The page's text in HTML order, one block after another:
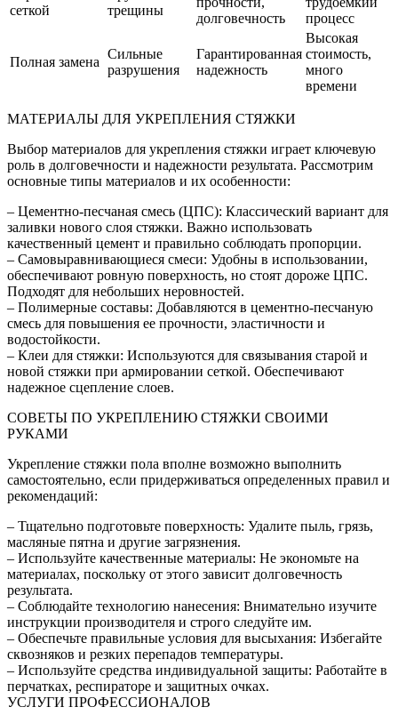
сеткой
трещины
долговечность
процесс
Полная замена
Сильные
разрушения
Гарантированная
надежность
Высокая
стоимость,
много
времени
МАТЕРИАЛЫ ДЛЯ УКРЕПЛЕНИЯ СТЯЖКИ
Выбор материалов для укрепления стяжки играет ключевую
роль в долговечности и надежности результата. Рассмотрим
основные типы материалов и их особенности:
– Цементно-песчаная смесь (ЦПС): Классический вариант для
заливки нового слоя стяжки. Важно использовать
качественный цемент и правильно соблюдать пропорции.
– Самовыравнивающиеся смеси: Удобны в использовании,
обеспечивают ровную поверхность, но стоят дороже ЦПС.
Подходят для небольших неровностей.
– Полимерные составы: Добавляются в цементно-песчаную
смесь для повышения ее прочности, эластичности и
водостойкости.
– Клеи для стяжки: Используются для связывания старой и
новой стяжки при армировании сеткой. Обеспечивают
надежное сцепление слоев.
СОВЕТЫ ПО УКРЕПЛЕНИЮ СТЯЖКИ СВОИМИ
РУКАМИ
Укрепление стяжки пола вполне возможно выполнить
самостоятельно, если придерживаться определенных правил и
рекомендаций:
– Тщательно подготовьте поверхность: Удалите пыль, грязь,
масляные пятна и другие загрязнения.
– Используйте качественные материалы: Не экономьте на
материалах, поскольку от этого зависит долговечность
результата.
– Соблюдайте технологию нанесения: Внимательно изучите
инструкции производителя и строго следуйте им.
– Обеспечьте правильные условия для высыхания: Избегайте
сквозняков и резких перепадов температуры.
– Используйте средства индивидуальной защиты: Работайте в
перчатках, респираторе и защитных очках.
УСЛУГИ ПРОФЕССИОНАЛОВ